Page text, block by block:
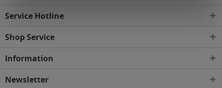
Service Hotline
Shop Service
Information
Newsletter